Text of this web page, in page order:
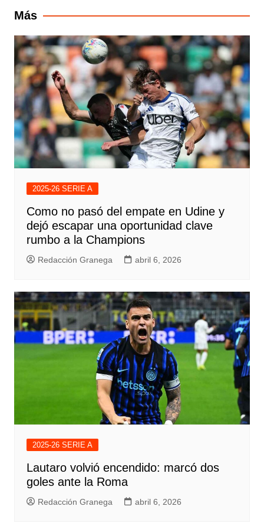
entradas
Más
2025-26 SERIE A
Como no pasó del empate en Udine y
dejó escapar una oportunidad clave
rumbo a la Champions
Redacción Granega abril 6, 2026
2025-26 SERIE A
Lautaro volvió encendido: marcó dos
goles ante la Roma
Redacción Granega abril 6, 2026